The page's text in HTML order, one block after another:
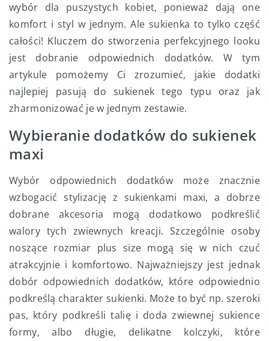
wybór dla puszystych kobiet, ponieważ dają one
komfort i styl w jednym. Ale sukienka to tylko część
całości! Kluczem do stworzenia perfekcyjnego looku
jest dobranie odpowiednich dodatków. W tym
artykule pomożemy Ci zrozumieć, jakie dodatki
najlepiej pasują do sukienek tego typu oraz jak
zharmonizować je w jednym zestawie.
Wybieranie dodatków do sukienek
maxi
Wybór odpowiednich dodatków może znacznie
wzbogacić stylizację z sukienkami maxi, a dobrze
dobrane akcesoria mogą dodatkowo podkreślić
walory tych zwiewnych kreacji. Szczególnie osoby
noszące rozmiar plus size mogą się w nich czuć
atrakcyjnie i komfortowo. Najważniejszy jest jednak
dobór odpowiednich dodatków, które odpowiednio
podkreślą charakter sukienki. Może to być np. szeroki
pas, który podkreśli talię i doda zwiewnej sukience
formy, albo długie, delikatne kolczyki, które